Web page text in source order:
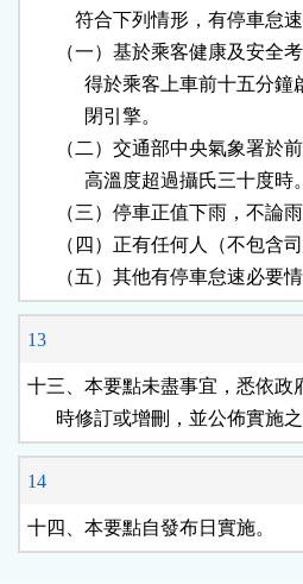
符合下列情形，有停車
（一）基於乘客健康及安
得於乘客上車前十五
            閉引擎。
（二）交通部中央氣象署
            高溫度超過攝氏三十度時。
（三）停車正值下雨，不論
（四）正有任何人（不包含
（五）其他有停車怠速必要情
13
十三、本要點未盡事宜，悉依政
時修訂或增刪，並公佈實施之
14
十四、本要點自發布日實施。